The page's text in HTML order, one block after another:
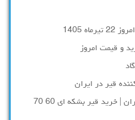
1405
و قیمت امروز
قیر در ایران
پالایشگاه قیر پاسارگاد تهران | خرید قیر بشکه ای 60 70